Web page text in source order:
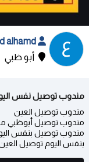
أبو ظبي
مندوب توصيل نفس
مندوب توصيل العين
مندوب توصيل أبوظبي
مندوب توصيل بنفس
بنفس اليوم توصيل